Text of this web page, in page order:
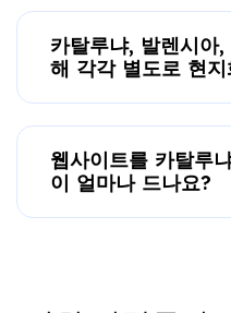
카탈루냐, 발렌시아
해 각각 별도로 현
웹사이트를 카탈루
이 얼마나 드나요?